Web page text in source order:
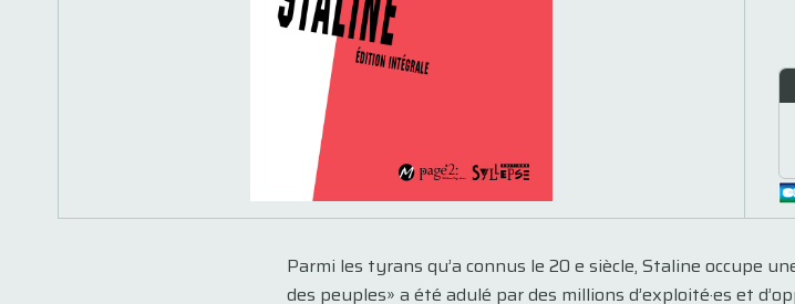
Parmi les tyrans qu’a connus le 20 e siècle, Staline occupe
des peuples» a été adulé par des millions d’exploité·es et